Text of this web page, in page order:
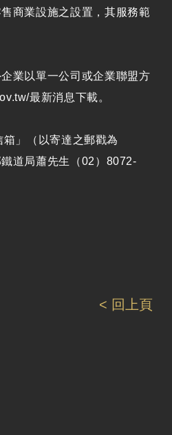
商業設施之設置，其服務範
業以單一公司或企業聯盟方
最新消息下載。
」（以寄達之郵戳為
道局蕭先生（02）8072-
< 回上頁